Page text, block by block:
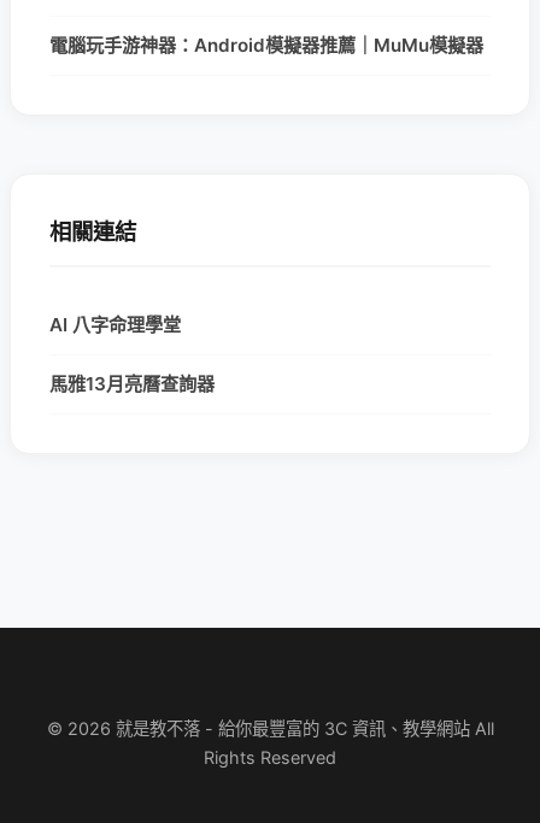
電腦玩手游神器：Android模擬器推薦｜MuMu模擬器
相關連結
AI 八字命理學堂
馬雅13月亮曆查詢器
© 2026 就是教不落 - 給你最豐富的 3C 資訊、教學網站 All
Rights Reserved